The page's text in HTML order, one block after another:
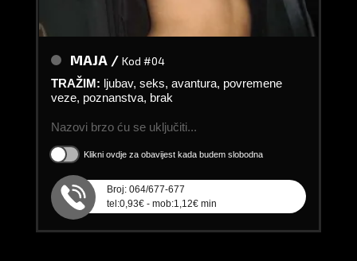
MAJA / Kod #04
TRAŽIM: ljubav, seks, avantura, povremene
veze, poznanstva, brak
Nazovi brzo ću se uključiti...
Klikni ovdje za obavijest kada budem slobodna
Broj: 064/677-677
tel:0,93€ - mob:1,12€ min